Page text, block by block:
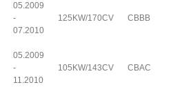
05.2009
-
07.2010
125KW/170CV CBBB
05.2009
-
11.2010
105KW/143CV CBAC